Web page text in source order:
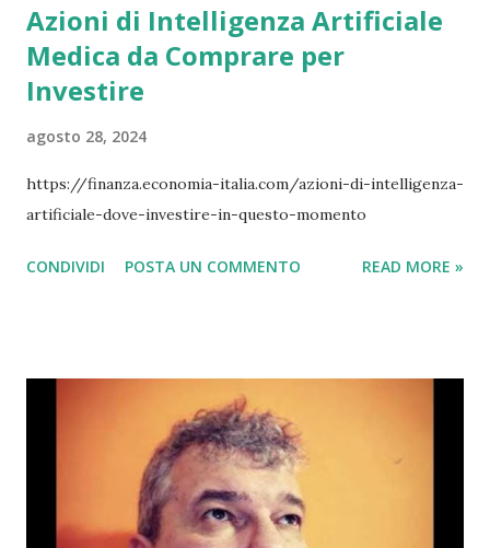
Azioni di Intelligenza Artificiale
Medica da Comprare per
Investire
agosto 28, 2024
https://finanza.economia-italia.com/azioni-di-intelligenza-
artificiale-dove-investire-in-questo-momento
CONDIVIDI POSTA UN COMMENTO READ MORE »